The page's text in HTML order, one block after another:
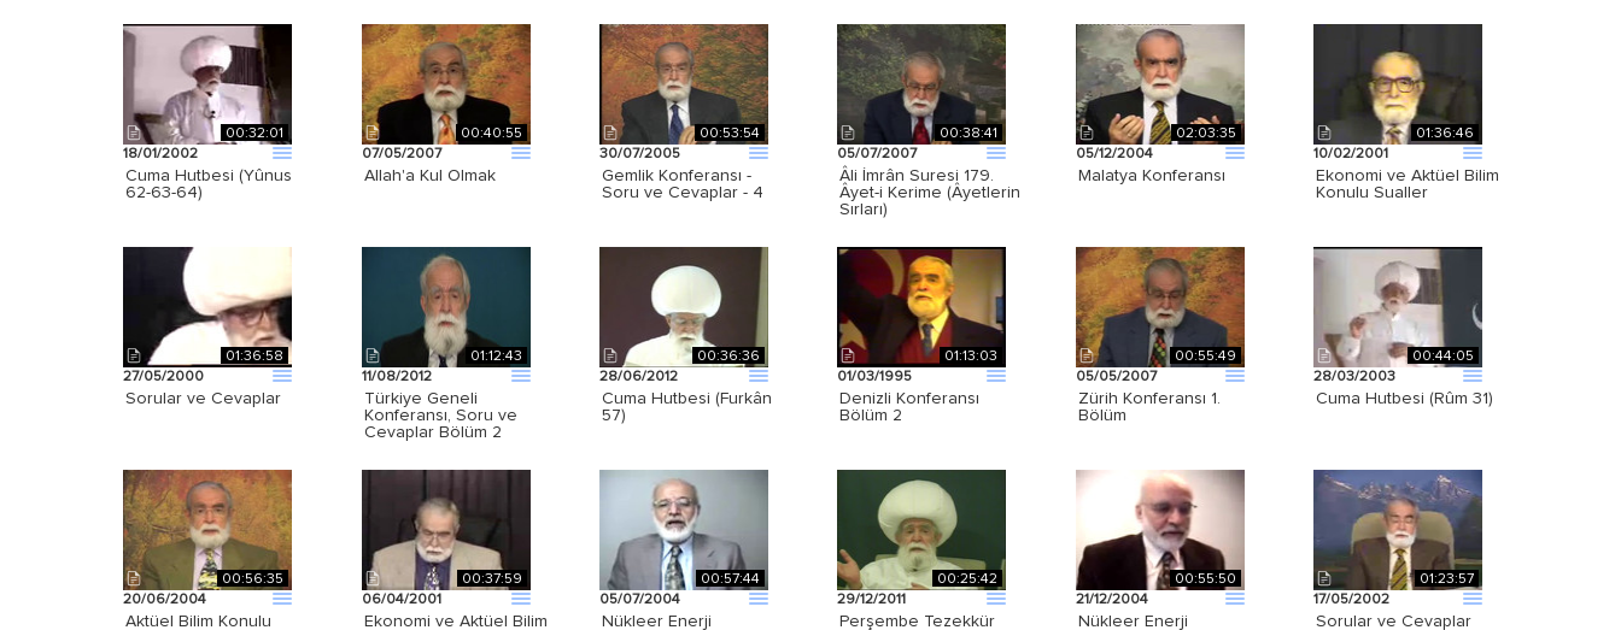
00:32:01
18/01/2002
Cuma Hutbesi (Yûnus
62-63-64)
00:40:55
07/05/2007
Allah'a Kul Olmak
00:53:54
30/07/2005
Gemlik Konferansı -
Soru ve Cevaplar - 4
00:38:41
05/07/2007
Âli İmrân Suresi 179.
Âyet-i Kerime (Âyetlerin
Sırları)
02:03:35
05/12/2004
Malatya Konferansı
01:36:46
10/02/2001
Ekonomi ve Aktüel Bilim
Konulu Sualler
01:36:58
27/05/2000
Sorular ve Cevaplar
01:12:43
11/08/2012
Türkiye Geneli
Konferansı, Soru ve
Cevaplar Bölüm 2
00:36:36
28/06/2012
Cuma Hutbesi (Furkân
57)
01:13:03
01/03/1995
Denizli Konferansı
Bölüm 2
00:55:49
05/05/2007
Zürih Konferansı 1.
Bölüm
00:44:05
28/03/2003
Cuma Hutbesi (Rûm 31)
00:56:35
20/06/2004
Aktüel Bilim Konulu
00:37:59
06/04/2001
Ekonomi ve Aktüel Bilim
00:57:44
05/07/2004
Nükleer Enerji
00:25:42
29/12/2011
Perşembe Tezekkür
00:55:50
21/12/2004
Nükleer Enerji
01:23:57
17/05/2002
Sorular ve Cevaplar